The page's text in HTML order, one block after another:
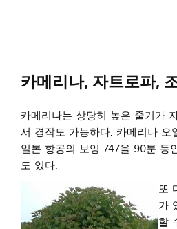
카메리나, 자트로파,
카메리나는 상당히 높은 줄기가
서 경작도 가능하다. 카메리나 오
일본 항공의 보잉 747을 90분 동
도 있다.
또
가
할